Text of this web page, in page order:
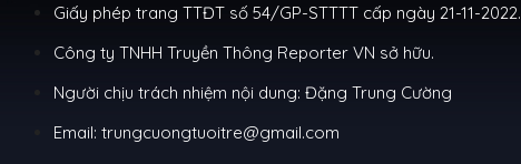
Giấy phép trang TTĐT số 54/GP-STTTT cấp ngày 21-11-2022.
Công ty TNHH Truyền Thông Reporter VN sở hữu.
Người chịu trách nhiệm nội dung: Đặng Trung Cường
Email: trungcuongtuoitre@gmail.com